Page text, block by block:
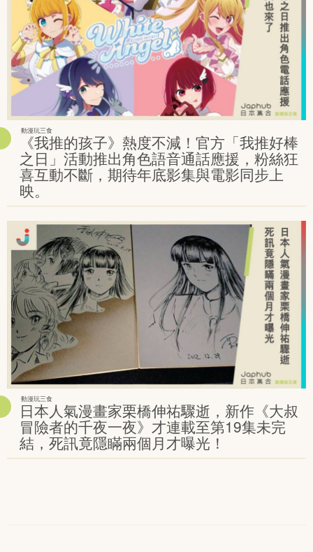
動漫玩三食
《我推的孩子》熱度不減！官方「我推好棒
之日」活動推出角色語音通話應援，粉絲狂
喜互動不斷，期待年底影集與電影同步上
映。
動漫玩三食
日本人氣漫畫家栗橋伸祐驟逝，新作《大叔
冒險者的千夜一夜》才連載至第19集未完
結，死訊竟隱瞞兩個月才曝光！